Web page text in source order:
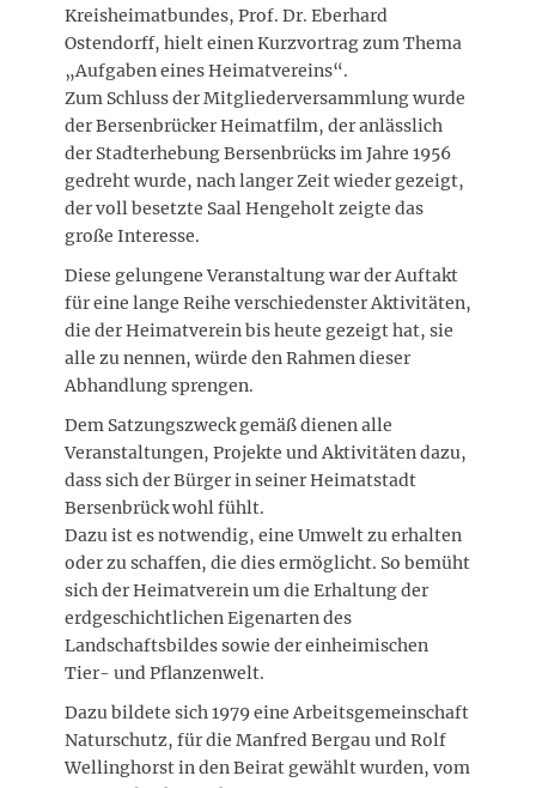
Kreisheimatbundes, Prof. Dr. Eberhard
Ostendorff, hielt einen Kurzvortrag zum Thema
„Aufgaben eines Heimatvereins“.
Zum Schluss der Mitgliederversammlung wurde
der Bersenbrücker Heimatfilm, der anlässlich
der Stadterhebung Bersenbrücks im Jahre 1956
gedreht wurde, nach langer Zeit wieder gezeigt,
der voll besetzte Saal Hengeholt zeigte das
große Interesse.
Diese gelungene Veranstaltung war der Auftakt
für eine lange Reihe verschiedenster Aktivitäten,
die der Heimatverein bis heute gezeigt hat, sie
alle zu nennen, würde den Rahmen dieser
Abhandlung sprengen.
Dem Satzungszweck gemäß dienen alle
Veranstaltungen, Projekte und Aktivitäten dazu,
dass sich der Bürger in seiner Heimatstadt
Bersenbrück wohl fühlt.
Dazu ist es notwendig, eine Umwelt zu erhalten
oder zu schaffen, die dies ermöglicht. So bemüht
sich der Heimatverein um die Erhaltung der
erdgeschichtlichen Eigenarten des
Landschaftsbildes sowie der einheimischen
Tier- und Pflanzenwelt.
Dazu bildete sich 1979 eine Arbeitsgemeinschaft
Naturschutz, für die Manfred Bergau und Rolf
Wellinghorst in den Beirat gewählt wurden, vom